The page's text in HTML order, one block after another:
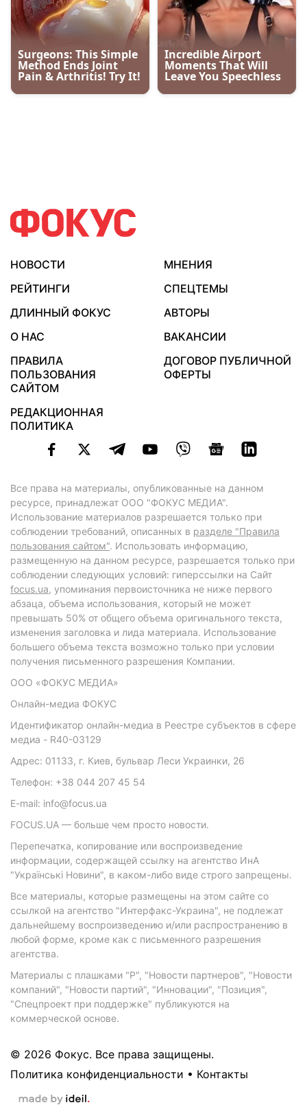
НОВОСТИ
МНЕНИЯ
РЕЙТИНГИ
СПЕЦТЕМЫ
ДЛИННЫЙ ФОКУС
АВТОРЫ
О НАС
ВАКАНСИИ
ПРАВИЛА
ПОЛЬЗОВАНИЯ
САЙТОМ
ДОГОВОР ПУБЛИЧНОЙ
ОФЕРТЫ
РЕДАКЦИОННАЯ
ПОЛИТИКА
Все права на материалы, опубликованные на данном
ресурсе, принадлежат ООО "ФОКУС МЕДИА".
Использование материалов разрешается только при
соблюдении требований, описанных в разделе "Правила
пользования сайтом". Использовать информацию,
размещенную на данном ресурсе, разрешается только при
соблюдении следующих условий: гиперссылки на Сайт
focus.ua, упоминания первоисточника не ниже первого
абзаца, объема использования, который не может
превышать 50% от общего объема оригинального текста,
изменения заголовка и лида материала. Использование
большего объема текста возможно только при условии
получения письменного разрешения Компании.
ООО «ФОКУС МЕДИА»
Онлайн-медиа ФОКУС
Идентификатор онлайн-медиа в Реестре субъектов в сфере
медиа - R40-03129
Адрес: 01133, г. Киев, бульвар Леси Украинки, 26
Телефон: +38 044 207 45 54
E-mail: info@focus.ua
FOCUS.UA — больше чем просто новости.
Перепечатка, копирование или воспроизведение
информации, содержащей ссылку на агентство ИнА
"Українські Новини", в каком-либо виде строго запрещены.
Все материалы, которые размещены на этом сайте со
ссылкой на агентство "Интерфакс-Украина", не подлежат
дальнейшему воспроизведению и/или распространению в
любой форме, кроме как с письменного разрешения
агентства.
Материалы с плашками "Р", "Новости партнеров", "Новости
компаний", "Новости партий", "Инновации", "Позиция",
"Спецпроект при поддержке" публикуются на
коммерческой основе.
© 2026 Фокус. Все права защищены.
Политика конфиденциальности • Контакты